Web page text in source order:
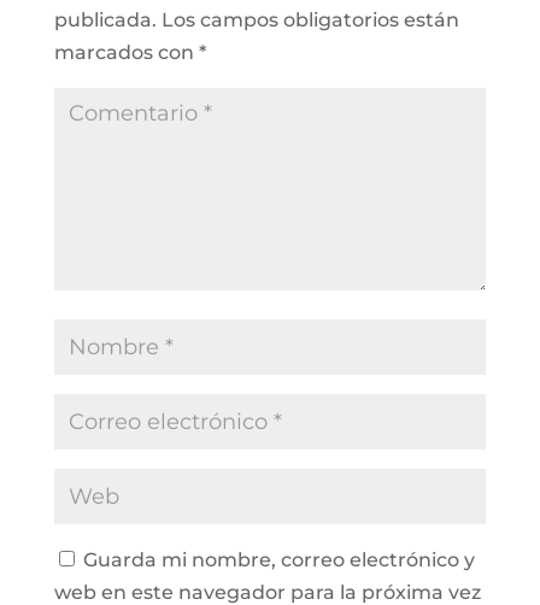
publicada. Los campos obligatorios están
marcados con *
Guarda mi nombre, correo electrónico y
web en este navegador para la próxima vez